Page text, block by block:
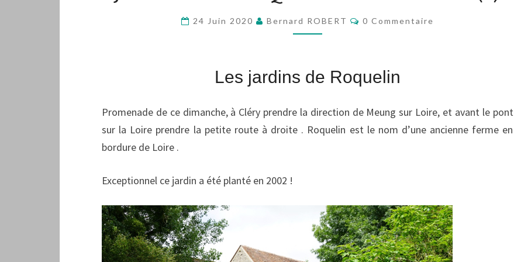
24 Juin 2020 Bernard ROBERT Commentaires
0 Commentaire
Les jardins de Roquelin
Promenade de ce dimanche, à Cléry prendre la direction de Meung sur Loire, et avant le pont
sur la Loire prendre la petite route à droite . Roquelin est le nom d’une ancienne ferme en
bordure de Loire .
Exceptionnel ce jardin a été planté en 2002 !